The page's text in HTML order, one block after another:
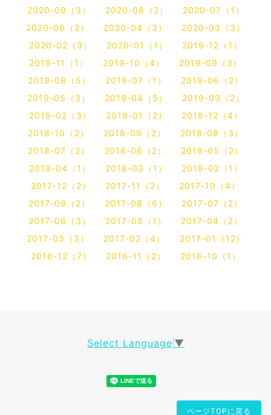
2020-09（3）
2020-08（2）
2020-07（1）
2020-06（2）
2020-04（3）
2020-03（3）
2020-02（3）
2020-01（1）
2019-12（1）
2019-11（1）
2019-10（4）
2019-09（3）
2019-08（5）
2019-07（1）
2019-06（2）
2019-05（3）
2019-04（5）
2019-03（2）
2019-02（3）
2019-01（2）
2018-12（4）
2018-10（2）
2018-09（2）
2018-08（3）
2018-07（2）
2018-06（2）
2018-05（2）
2018-04（1）
2018-03（1）
2018-02（1）
2017-12（2）
2017-11（2）
2017-10（4）
2017-09（2）
2017-08（6）
2017-07（2）
2017-06（3）
2017-05（1）
2017-04（2）
2017-03（3）
2017-02（4）
2017-01（12）
2016-12（7）
2016-11（2） 2016-10（1）
Select Language ▼
ページTOPに戻る